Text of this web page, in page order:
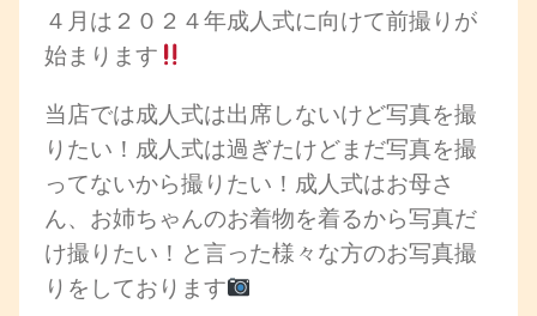
４月は２０２４年成人式に向けて前撮りが
始まります
当店では成人式は出席しないけど写真を撮
りたい！成人式は過ぎたけどまだ写真を撮
ってないから撮りたい！成人式はお母さ
ん、お姉ちゃんのお着物を着るから写真だ
け撮りたい！と言った様々な方のお写真撮
りをしております